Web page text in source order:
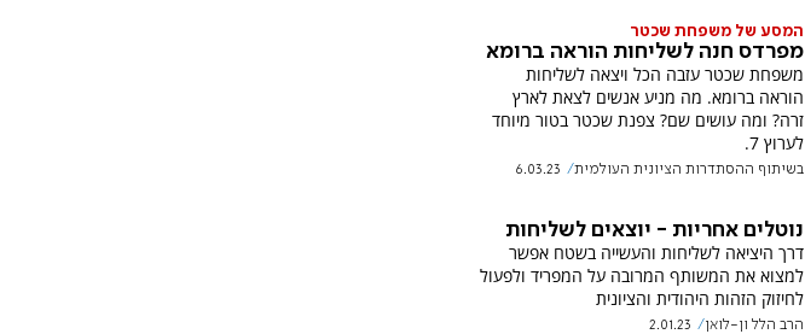
המסע של משפחת שכטר
מפרדס חנה לשליחות הוראה ברומא
משפחת שכטר עזבה הכל ויצאה לשליחות
הוראה ברומא. מה מניע אנשים לצאת לארץ
זרה? ומה עושים שם? צפנת שכטר בטור מיוחד
לערוץ 7.
בשיתוף ההסתדרות הציונית העולמית 6.03.23
נוטלים אחריות - יוצאים לשליחות
דרך היציאה לשליחות והעשייה בשטח אפשר
למצוא את המשותף המרובה על המפריד ולפעול
לחיזוק הזהות היהודית והציונית
הרב הלל ון-לואן 2.01.23